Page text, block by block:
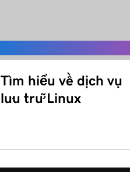
Tìm hiểu về dịch vụ
lưu trữ Linux